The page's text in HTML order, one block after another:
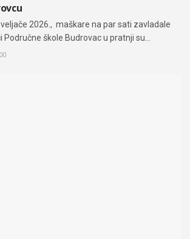
veljače 2026., maškare na par sati zavladale
Područne škole Budrovac u pratnji su...